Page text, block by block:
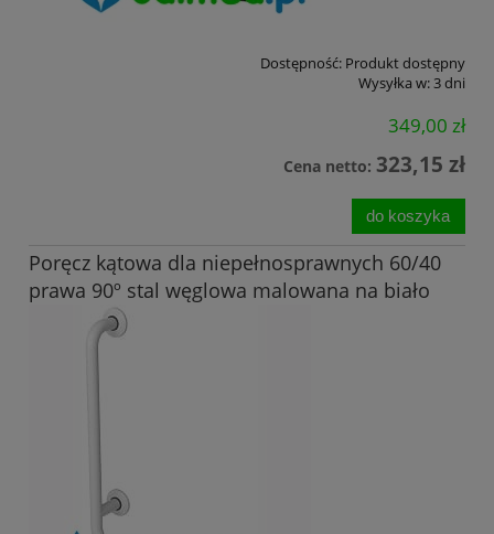
Dostępność: Produkt dostępny
Wysyłka w:3 dni
349,00 zł
Cena netto: 323,15 zł
do koszyka
Poręcz kątowa dla niepełnosprawnych 60/40
prawa 90º stal węglowa malowana na biało